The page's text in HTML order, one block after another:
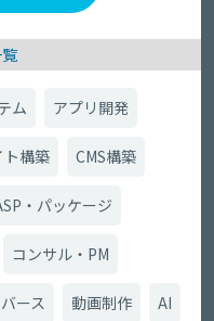
ム アプリ開発
ト構築 CMS構築
・パッケージ
コンサル・PM
ース 動画制作 AI